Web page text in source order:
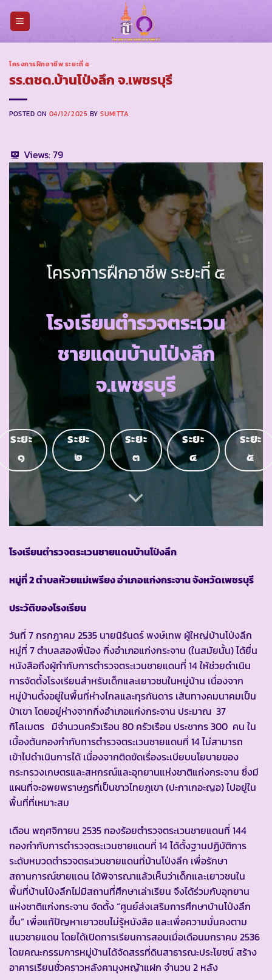
โครงการฝึกอาชีพ ระยะที่ ๕
รร.ตชด.บ้านโป่งลึก จ.เพชรบุรี
POSTED ON 04/12/2025 BYSUMITTA
Views:79
โครงการฝึกอาชีพ ระยะที่ ๕
โรงเรียนตำรวจตระเวน
ชายแดนบ้านโป่งลึก
จ.เพชรบุรี
ระยะ
๑
ระยะ
๒
ระยะ
๓
ระยะ
๔
ระยะ
๕
โรงเรียนตำรวจตระเวนชายแดนบ้านโป่งลึก
หมู่ที่ 2 ตำบลห้วยแม่เพรียง อำเภอแก่งกระจาน จังหวัดเพชรบุรี
ประวัติของโรงเรียน
วันที่ 7 กรกฎาคม 2535 นายนิรันดร์ พงษ์เทพ ผู้ใหญ่บ้านโป่งลึก
หมู่ที่ 7 ตำบลสองพี่น้อง กิ่งอำเภอแก่งกระจาน (ในสมัยนั้น) ได้ยื่น
หนังสือถึงผู้กำกับการตำรวจตระเวนชายแดนที่ 14 ให้ช่วยดำเนิน
การจัดตั้งโรงเรียนสำหรับเด็กและเยาวชนในหมู่บ้าน เนื่องจาก
หมู่บ้านตั้งอยู่ในพื้นที่ห่างไกลและทุรกันดาร เส้นทางคมนาคมเป็น
ป่าเขา โดยอยู่ห่างจากกิ่งอำเภอแก่งกระจาน ประมาณ 37
กิโลเมตร มีจำนวนครัวเรือน 80 ครัวเรือน ประชากร 300 คน ใน
เบื้องต้นกองกำกับการตำรวจตระเวนชายแดนที่ 14 ไม่สามารถ
เข้าไปดำเนินการได้ เนื่องจากติดขัดเรื่องระเบียบนโยบายของ
กระทรวงเกษตรและสหกรณ์และอุทยานแห่งชาติแก่งกระจาน ซึ่งมี
แผนที่จะอพยพราษฎรที่เป็นชาวไทยภูเขา (ปะกาเกอะญอ) ไปอยู่ใน
พื้นที่ที่เหมาะสม
เดือน พฤศจิกายน 2535 กองร้อยตำรวจตระเวนชายแดนที่ 144
กองกำกับการตำรวจตระเวนชายแดนที่ 14 ได้ตั้งฐานปฏิบัติการ
ระดับหมวดตำรวจตระเวนชายแดนที่บ้านโป่งลึก เพื่อรักษา
สถานการณ์ชายแดน ได้พิจารณาแล้วเห็นว่าเด็กและเยาวชนใน
พื้นที่บ้านโป่งลึกไม่มีสถานที่ศึกษาเล่าเรียน จึงได้ร่วมกับอุทยาน
แห่งชาติแก่งกระจาน จัดตั้ง “ศูนย์ส่งเสริมการศึกษาบ้านโป่งลึก
ขึ้น” เพื่อแก้ปัญหาเยาวชนไม่รู้หนังสือ และเพื่อความมั่นคงตาม
แนวชายแดน โดยได้เปิดการเรียนการสอนเมื่อเดือนมกราคม 2536
โดยคณะกรรมการหมู่บ้านได้จัดสรรที่ดินสาธารณะประโยชน์ สร้าง
อาคารเรียนชั่วคราวหลังคามุงหญ้าแฝก จำนวน 2 หลัง